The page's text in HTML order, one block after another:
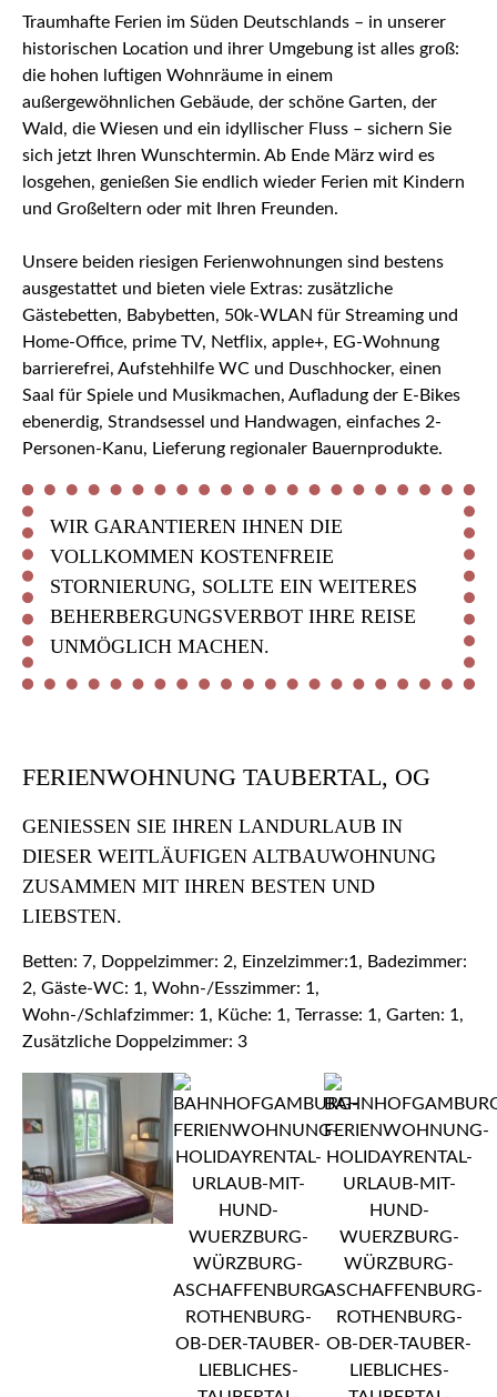
Traumhafte Ferien im Süden Deutschlands – in unserer
historischen Location und ihrer Umgebung ist alles groß:
die hohen luftigen Wohnräume in einem
außergewöhnlichen Gebäude, der schöne Garten, der
Wald, die Wiesen und ein idyllischer Fluss – sichern Sie
sich jetzt Ihren Wunschtermin. Ab Ende März wird es
losgehen, genießen Sie endlich wieder Ferien mit Kindern
und Großeltern oder mit Ihren Freunden.
Unsere beiden riesigen Ferienwohnungen sind bestens
ausgestattet und bieten viele Extras: zusätzliche
Gästebetten, Babybetten, 50k-WLAN für Streaming und
Home-Office, prime TV, Netflix, apple+, EG-Wohnung
barrierefrei, Aufstehhilfe WC und Duschhocker, einen
Saal für Spiele und Musikmachen, Aufladung der E-Bikes
ebenerdig, Strandsessel und Handwagen, einfaches 2-
Personen-Kanu, Lieferung regionaler Bauernprodukte.
WIR GARANTIEREN IHNEN DIE
VOLLKOMMEN KOSTENFREIE
STORNIERUNG, SOLLTE EIN WEITERES
BEHERBERGUNGSVERBOT IHRE REISE
UNMÖGLICH MACHEN.
FERIENWOHNUNG TAUBERTAL, OG
GENIESSEN SIE IHREN LANDURLAUB IN D
IESER WEITLÄUFIGEN ALTBAUWOHNUNG Z
USAMMEN MIT IHREN BESTEN UND L
IEBSTEN.
Betten: 7, Doppelzimmer: 2, Einzelzimmer:1, Badezimmer:
2, Gäste-WC: 1, Wohn-/Esszimmer: 1,
Wohn-/Schlafzimmer: 1, Küche: 1, Terrasse: 1, Garten: 1,
Zusätzliche Doppelzimmer: 3